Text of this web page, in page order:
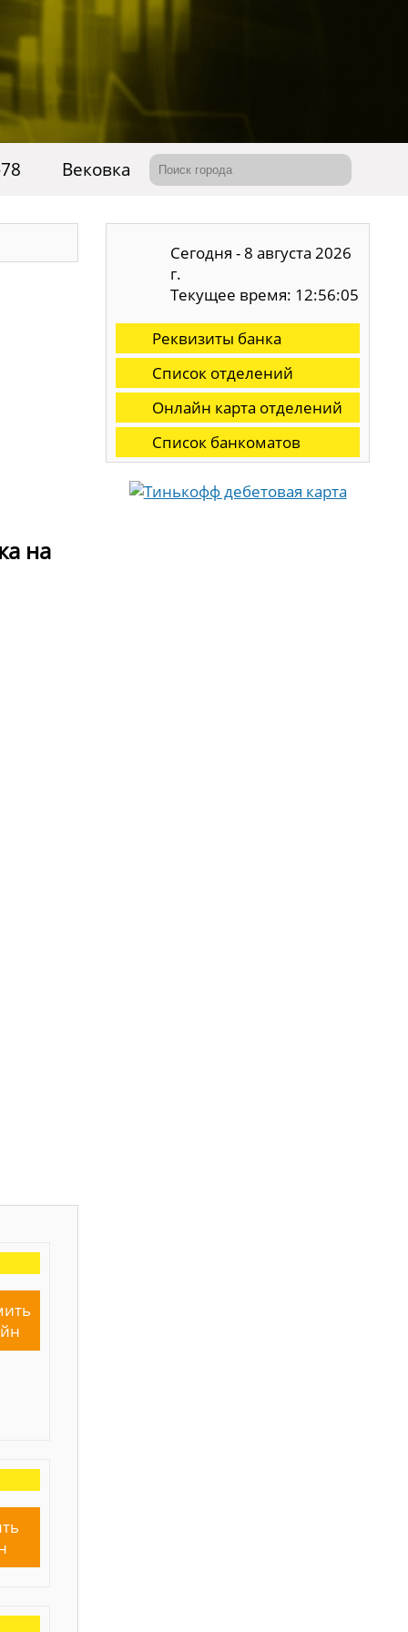
Вековка
на
Сегодня - 8 августа 2026
г.
Текущее время: 12:56:06
Реквизиты банка
Список отделений
Онлайн карта отделений
Список банкоматов